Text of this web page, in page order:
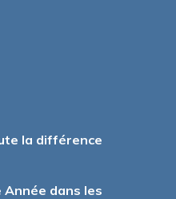
la différence
Année dans les